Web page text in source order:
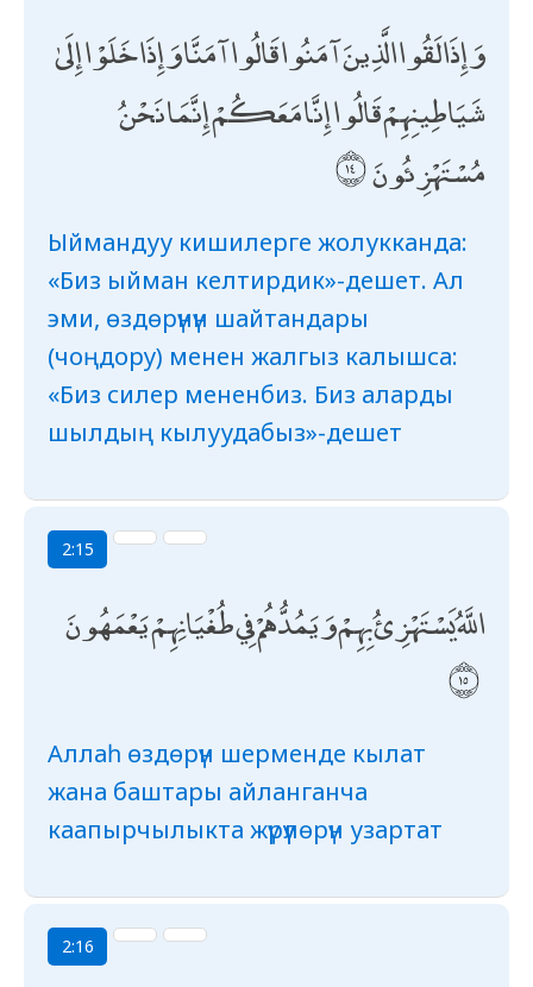
وَإِذَا لَقُوا الَّذِينَ آمَنُوا قَالُوا آمَنَّا وَإِذَا خَلَوْا إِلَىٰ
شَيَاطِينِهِمْ قَالُوا إِنَّا مَعَكُمْ إِنَّمَا نَحْنُ
مُسْتَهْزِئُونَ
Ыймандуу кишилерге жолукканда:
«Биз ыйман келтирдик»-дешет. Ал
эми, өздөрүнүн шайтандары
(чоңдору) менен жалгыз калышса:
«Биз силер мененбиз. Биз аларды
шылдың кылуудабыз»-дешет
2:15
اللَّهُ يَسْتَهْزِئُ بِهِمْ وَيَمُدُّهُمْ فِي طُغْيَانِهِمْ يَعْمَهُونَ
Аллаһ өздөрүн шерменде кылат
жана баштары айланганча
каапырчылыкта жүрүүлөрүн узартат
2:16